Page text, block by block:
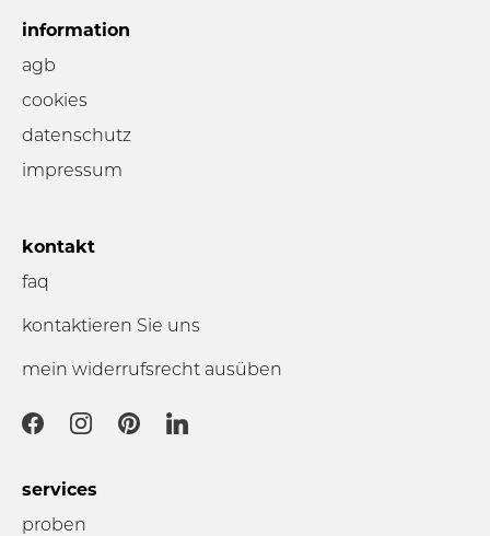
information
agb
cookies
datenschutz
impressum
kontakt
faq
kontaktieren Sie uns
mein widerrufsrecht ausüben
services
proben